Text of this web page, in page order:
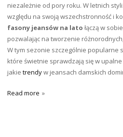
niezależnie od pory roku. W letnich
względu na swoją wszechstronność i
fasony jeansów na lato łączą w
pozwalając na tworzenie
W tym sezonie szczególnie popularne
które świetnie sprawdzają się w
jakie trendyw jeansach damskich
Read more